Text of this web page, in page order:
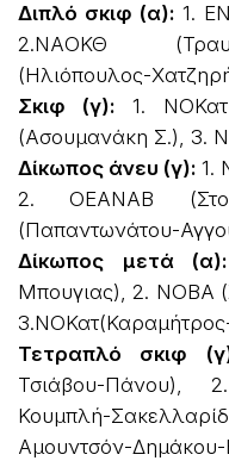
Διπλό σκιφ (α): 1.
2.ΝΑΟΚΘ
(Ηλιόπουλος-
Σκιφ (γ): 1.
(Ασουμανάκη Σ.), 3.
Δίκωπος άνευ (γ): 1.
2. ΟΕΑΝΑΒ
(Παπαντωνάτου-
Δίκωπος μετά
Μπουγιας), 2. ΝΟΒΑ
Τετραπλό σκιφ
Τσιάβου-Πάνου),
Κουμπλή-
Αμουντσόν-Δημάκου-